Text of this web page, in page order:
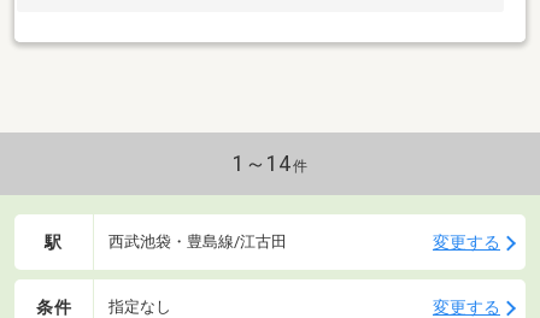
1～14件
駅 西武池袋・豊島線/江古田 変更する
条件 指定なし 変更する